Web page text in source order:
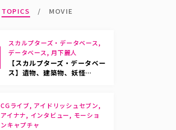
TOPICS MOVIE
スカルプターズ・データベース,
データベース, 月下麗人
【スカルプターズ・データベー
ス】遺物、建築物、妖怪…
CGライブ, アイドリッシュセブン,
アイナナ, インタビュー, モーショ
ンキャプチャ